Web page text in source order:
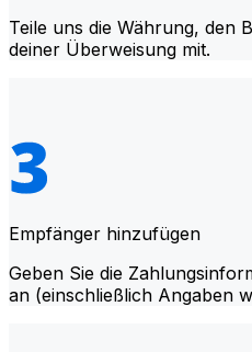
Teile uns die Währung, den
deiner Überweisung mit.
Empfänger hinzufügen
Geben Sie die
an (einschließlich Angaben